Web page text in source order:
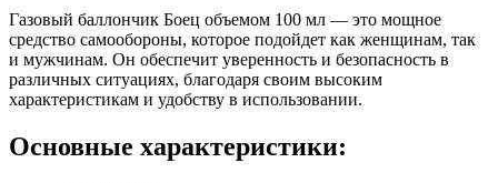
Газовый баллончик Боец объемом 100 мл — это мощное
средство самообороны, которое подойдет как женщинам, так
и мужчинам. Он обеспечит уверенность и безопасность в
различных ситуациях, благодаря своим высоким
характеристикам и удобству в использовании.
Основные характеристики: